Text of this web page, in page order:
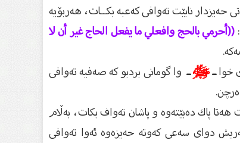
نابێت تەوافی كەعبە بكــات، هەربۆیە
((أحرمي بالحج وافعلي ما يفعل الحاج غير أن لا
خواـﷺـ وا گومانى بردبو كە صەفیە تەوافی
پاك دەبێتەوە و پاشان تەواف بكات، بەڵام
دواى سەعى كەوتە حەیزەوە ئەوا تەوافی